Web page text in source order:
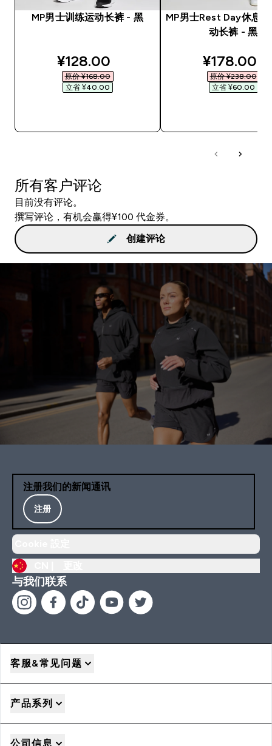
MP男士训练运动长裤 - 黑
discounted price
¥128.00‎
原价 ¥168.00‎
立省 ¥40.00‎
MP男士Rest Day休息
动长裤 - 黑
¥178.00‎
原价 ¥238.00‎
立省 ¥60.00‎
所有客户评论
目前没有评论。
撰写评论，有机会赢得¥100 代金券。
创建评论
注册我们的新闻通讯
注册
与我们联系
客服&常见问题
产品系列
公司信息